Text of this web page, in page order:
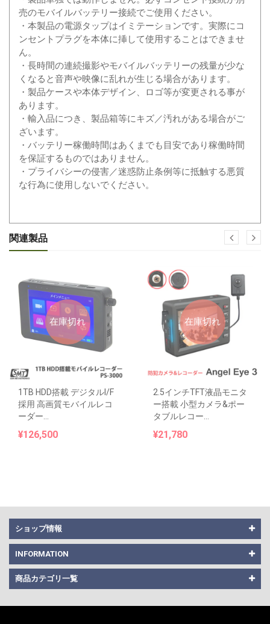
売のモバイルバッテリー接続でご使用ください。
・本製品の電源タップはイミテーションです。実際にコ
ンセントプラグを本体に挿して使用することはできませ
ん。
・長時間の連続撮影やモバイルバッテリーの残量が少な
くなると音声や映像に乱れが生じる場合があります。
・製品ケースや本体デザイン、ロゴ等が変更される事が
あります。
・輸入品につき、製品箱等にキズ／汚れがある場合がご
ざいます。
・バッテリー稼働時間はあくまでも目安であり稼働時間
を保証するものではありません。
・プライバシーの侵害／迷惑防止条例等に抵触する悪質
な行為に使用しないでください。
関連製品
在庫切れ
1TB HDD搭載 デジタルI/F
採用 高画質モバイルレコ
ーダー...
¥126,500
在庫切れ
2.5インチTFT液晶モニタ
ー搭載 小型カメラ&ポー
タブルレコー...
¥21,780
ショップ情報
INFORMATION
商品カテゴリ一覧